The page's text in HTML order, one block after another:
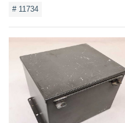
# 11734